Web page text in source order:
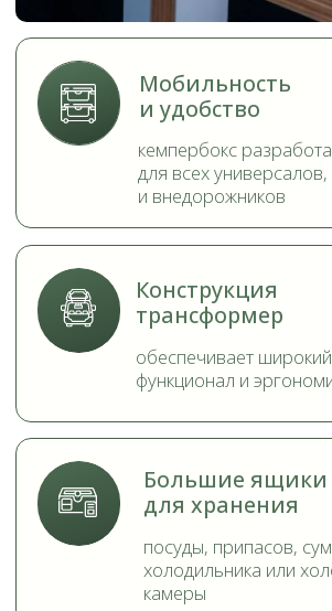
обеспечивает широкий
функционал и эргономику
посуды, припасов, сумки-
холодильника или холодной
камеры
Большие ящики
для хранения
КЕМПЕРБОКС «БЕРИНГ»—
ОТЛИЧНОЕ РЕШЕНИЕ ДЛЯ ТЕХ,
КТО ЦЕНИТ
МОБИЛЬНОСТЬ
УДОБСТВО В ПУТЕШЕСТВИЯХ
ПРЕИМУЩЕСТВА
КЕМПЕРБОКС «BERING»
Легкий вес конструкции